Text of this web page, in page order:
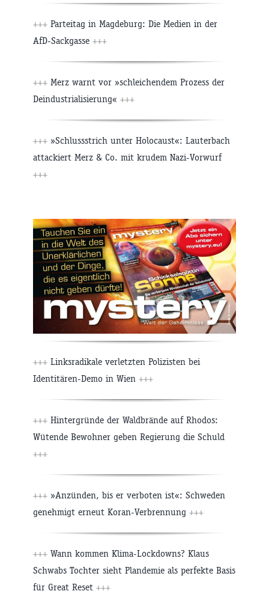
+++ Parteitag in Magdeburg: Die Medien in der
AfD-Sackgasse +++
+++ Merz warnt vor »schleichendem Prozess der
Deindustrialisierung« +++
+++ »Schlussstrich unter Holocaust«: Lauterbach
attackiert Merz & Co. mit krudem Nazi-Vorwurf
+++
+++ Linksradikale verletzten Polizisten bei
Identitären-Demo in Wien +++
+++ Hintergründe der Waldbrände auf Rhodos:
Wütende Bewohner geben Regierung die Schuld
+++
+++ »Anzünden, bis er verboten ist«: Schweden
genehmigt erneut Koran-Verbrennung +++
+++ Wann kommen Klima-Lockdowns? Klaus
Schwabs Tochter sieht Plandemie als perfekte Basis
für Great Reset +++